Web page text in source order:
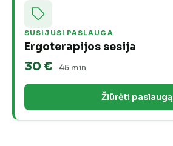
SUSIJUSI PASLAUGA
Ergoterapijos sesija
30 € · 45 min
Žiūrėti paslaugą